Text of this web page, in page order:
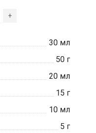
+
30мл
50г
20мл
15 г
10мл
5 г